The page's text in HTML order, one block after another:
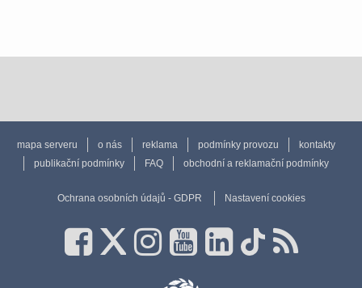
mapa serveru o nás reklama podmínky provozu
kontakty
publikační podmínky
FAQ obchodní a reklamační podmínky
Ochrana osobních údajů - GDPR Nastavení cookies